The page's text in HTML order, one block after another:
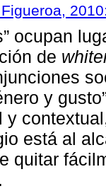
ocupan
de
y
y
está al
quitar